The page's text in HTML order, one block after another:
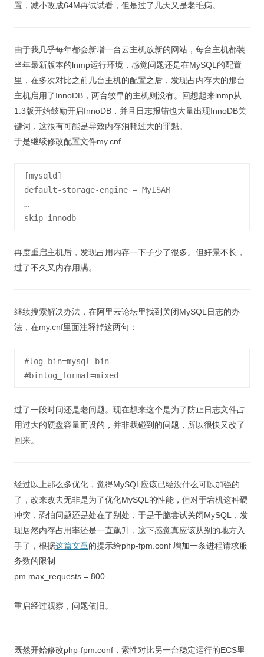
置，减小改成64M再试试看，但是过了几天又是老毛病。
由于我几乎每年都会新增一台云主机放新的网站，每台主机都装
当年最新版本的lnmp运行环境，感觉问题还是在MySQL的配置
里，在多次对比之前几台主机的配置之后，发现占内存大的那台
主机启用了InnoDB，两台较早的主机则没有。回想起来lnmp从
1.3版开始鼓励开启InnoDB，并且日志报错也大量出现InnoDB关
键词，这很有可能是导致内存消耗过大的罪魁。
于是继续修改配置文件my.cnf
[mysqld]
default-storage-engine = MyISAM
…
再度重启主机后，发现占用内存一下子少了很多。但好景不长，
过了不久又内存用满。
继续搜索解决办法，在阿里云论坛里找到关闭MySQL日志的办
法，在my.cnf里面注释掉这两句：
#log-bin=mysql-bin
过了一段时间还是老问题。现在想来这个是为了防止日志文件占
用过大的硬盘容量而设的，并非我碰到的问题，所以很快又改了
回来。
经过以上那么多优化，觉得MySQL应该已经没什么可以加强的
了，改来改去无非是为了优化MySQL的性能，但对于宕机这种硬
冲突，恐怕问题还是处在了别处，于是干脆尝试关闭MySQL，发
现居然内存占用率还是一直飙升，这下感觉真应该从别的地方入
手了，根据这篇文章的提示给php-fpm.conf 增加一条进程请求服
务数的限制
pm.max_requests = 800
重启经过观察，问题依旧。
既然开始修改php-fpm.conf，索性对比另一台稳定运行的ECS里